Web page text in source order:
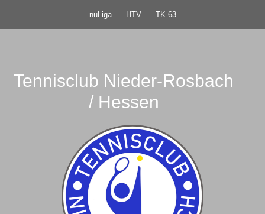
nuLiga HTV TK 63
Tennisclub Nieder-Rosbach
/ Hessen